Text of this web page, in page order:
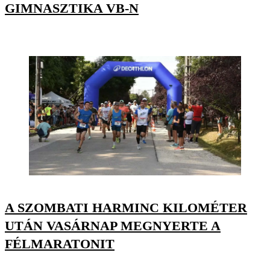
GIMNASZTIKA VB-N
A SZOMBATI HARMINC KILOMÉTER
UTÁN VASÁRNAP MEGNYERTE A
FÉLMARATONIT